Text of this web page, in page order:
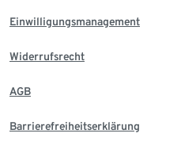
Einwilligungsmanagement
Widerrufsrecht
AGB
Barrierefreiheitserklärung